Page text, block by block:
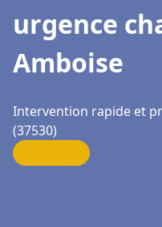
urgence
Amboise
Intervention rapide et
(37530)